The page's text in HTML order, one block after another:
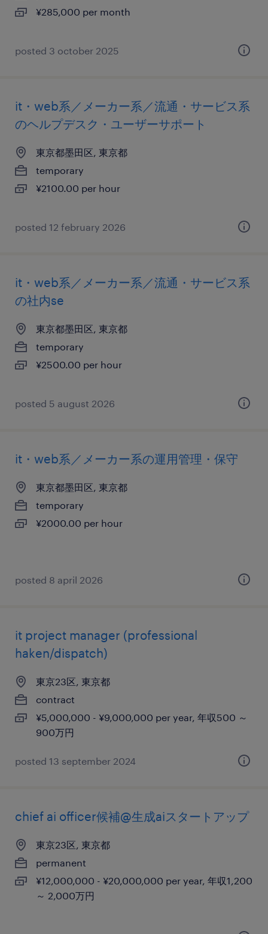
¥285,000 per month
posted 3 october 2025
it・web系／メーカー系／流通・サービス系
のヘルプデスク・ユーザーサポート
東京都墨田区, 東京都
temporary
¥2100.00 per hour
posted 12 february 2026
it・web系／メーカー系／流通・サービス系
の社内se
東京都墨田区, 東京都
temporary
¥2500.00 per hour
posted 5 august 2026
it・web系／メーカー系の運用管理・保守
東京都墨田区, 東京都
temporary
¥2000.00 per hour
posted 8 april 2026
it project manager (professional
haken/dispatch)
東京23区, 東京都
contract
¥5,000,000 - ¥9,000,000 per year, 年収500 ～
900万円
posted 13 september 2024
chief ai officer候補@生成aiスタートアップ
東京23区, 東京都
permanent
¥12,000,000 - ¥20,000,000 per year, 年収1,200
～ 2,000万円